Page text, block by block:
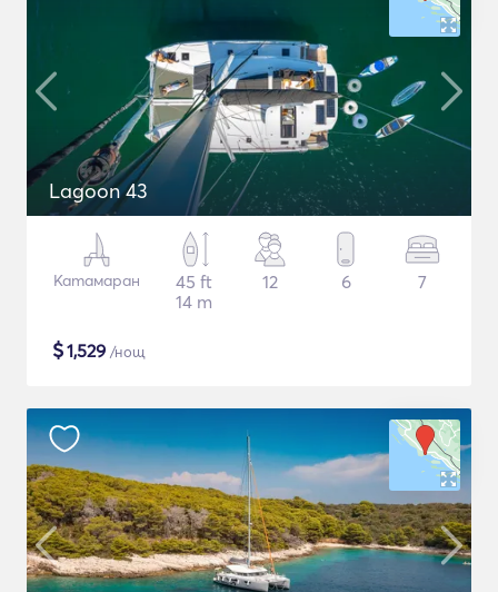
Lagoon 43
Катамаран
45 ft
14 m
12 6 7
$1,529 /нощ